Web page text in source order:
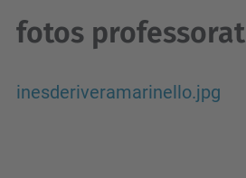
fotos professorat
inesderiveramarinello.jpg